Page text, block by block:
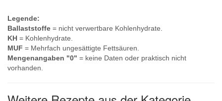
Legende:
Ballaststoffe = nicht verwertbare Kohlenhydrate.
KH = Kohlenhydrate.
MUF = Mehrfach ungesättigte Fettsäuren.
Mengenangaben "0" = keine Daten oder praktisch nicht
vorhanden.